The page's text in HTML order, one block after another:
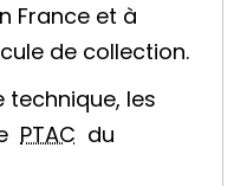
France et à
de collection.
les
PTAC du